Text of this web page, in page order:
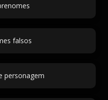
falsos
personagem